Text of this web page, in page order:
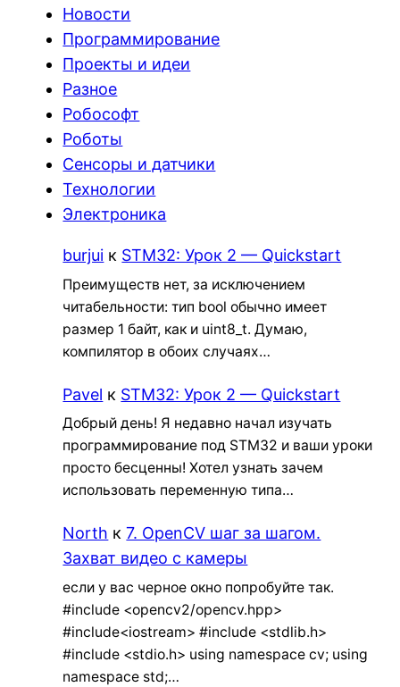
Новости
Программирование
Проекты и идеи
Разное
Робософт
Роботы
Сенсоры и датчики
Технологии
Электроника
burjui к STM32: Урок 2 — Quickstart
Преимуществ нет, за исключением
читабельности: тип bool обычно имеет
размер 1 байт, как и uint8_t. Думаю,
компилятор в обоих случаях…
Pavel к STM32: Урок 2 — Quickstart
Добрый день! Я недавно начал изучать
программирование под STM32 и ваши уроки
просто бесценны! Хотел узнать зачем
использовать переменную типа…
North к7. OpenCV шаг за шагом.
Захват видео с камеры
если у вас черное окно попробуйте так.
#include <opencv2/opencv.hpp>
#include<iostream> #include <stdlib.h>
#include <stdio.h> using namespace cv; using
namespace std;…